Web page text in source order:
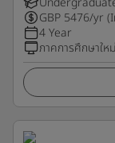
GBP 5476/yr
4 Year
ภาคการศึกษาใหม่